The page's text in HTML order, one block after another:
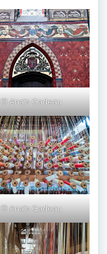
© Anaïs Gadeau
© Anaïs Gadeau